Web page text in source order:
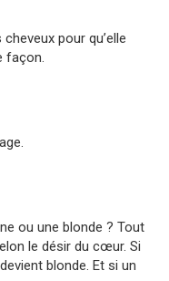
pour qu’elle
façon.
ou une blonde ? Tout
le désir du cœur. Si
blonde. Et si un